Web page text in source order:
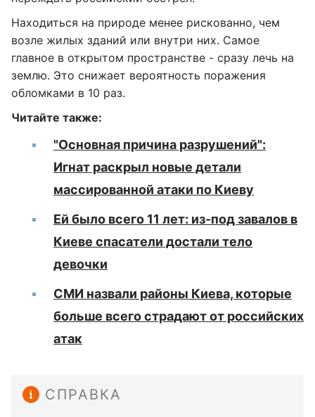
Находиться на природе менее рискованно, чем
возле жилых зданий или внутри них. Самое
главное в открытом пространстве - сразу лечь на
землю. Это снижает вероятность поражения
обломками в 10 раз.
Читайте также:
"Основная причина разрушений":
Игнат раскрыл новые детали
массированной атаки по Киеву
Ей было всего 11 лет: из-под завалов в
Киеве спасатели достали тело
девочки
СМИ назвали районы Киева, которые
больше всего страдают от российских
атак
СПРАВКА